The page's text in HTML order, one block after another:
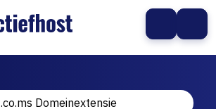
.co.ms Domeinextensie